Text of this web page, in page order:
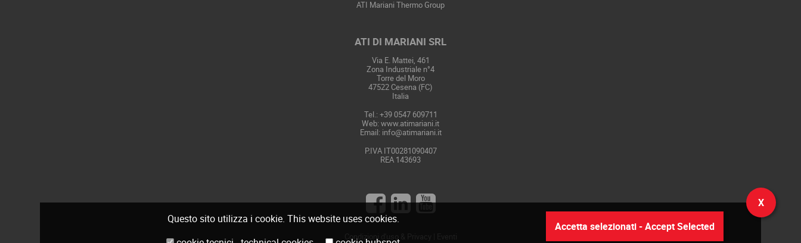
Questo sito utilizza i cookie. This website uses cookies.
Accetta selezionati - Accept Selected
X
ATI Mariani Thermo Group
ATI DI MARIANI SRL
Via E. Mattei, 461
Zona Industriale n°4
Torre del Moro
47522 Cesena (FC)
Italia
Tel.: +39 0547 609711
Web: www.atimariani.it
Email: info@atimariani.it
P.IVA IT00281090407
REA 143693